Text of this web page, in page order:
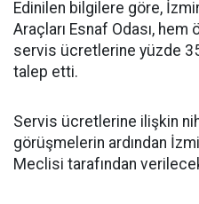
Edinilen bilgilere göre,
Araçları Esnaf Odası,
servis ücretlerine yüzde 35
talep etti.
Servis ücretlerine ilişkin
görüşmelerin ardından
Meclisi tarafından